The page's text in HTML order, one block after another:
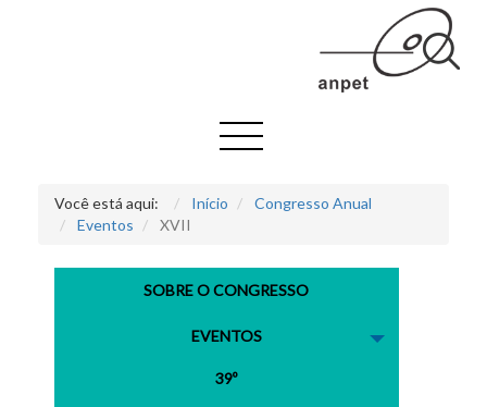
Você está aqui: Início
Congresso Anual
Eventos
XVII
SOBRE O CONGRESSO
EVENTOS
39º